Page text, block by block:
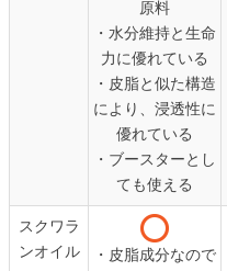
原料
・水分維持と生命
力に優れている
・皮脂と似た構造
により、浸透性に
優れている
・ブースターとし
ても使える
スクワラ
ンオイル
・皮脂成分なので